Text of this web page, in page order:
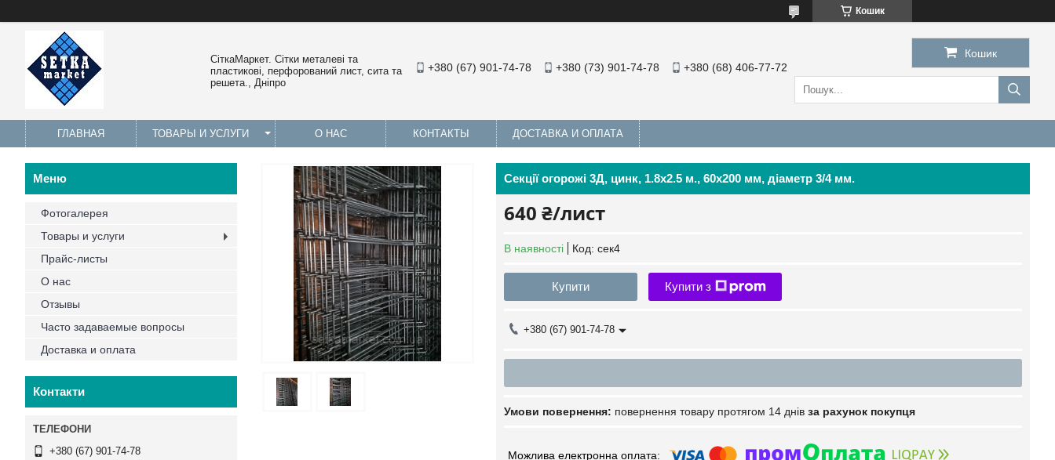
Кошик
СіткаМаркет. Cітки металеві та
пластикові, перфорований лист, сита та
решета., Дніпро
+380 (67) 901-74-78 +380 (73) 901-74-78 +380 (68) 406-77-72
Кошик
ГЛАВНАЯ ТОВАРЫ И УСЛУГИ О НАС КОНТАКТЫ ДОСТАВКА И ОПЛАТА
Секції огорожі 3Д, цинк, 1.8х2.5 м., 60х200 мм, діаметр 3/4 мм.
640 ₴/лист
В наявності Код: сек4
Купити Купити з
+380 (67) 901-74-78
повернення товару протягом 14 днів за рахунок покупця
Фотогалерея
Товары и услуги
Прайс-листы
О нас
Отзывы
Часто задаваемые вопросы
Доставка и оплата
Контакти
+380 (67) 901-74-78